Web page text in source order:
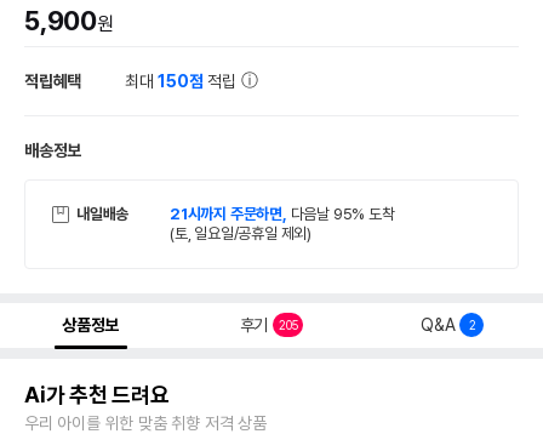
5,900원
적립혜택 최대150점 적립
배송정보
내일배송 21시까지 주문하면, 다음날 95% 도착
(토, 일요일/공휴일 제외)
상품정보 후기 205 Q&A 2
Ai가 추천 드려요
우리 아이를 위한 맞춤 취향 저격 상품